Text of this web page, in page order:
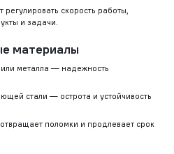
скорость работы,
и задачи.
материалы
или металла — надежность
стали — острота и устойчивость
поломки и продлевает срок